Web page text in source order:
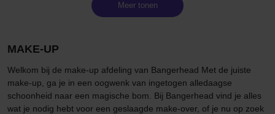
Meer tonen
MAKE-UP
Welkom bij de make-up afdeling van Bangerhead Met de juiste
make-up, ga je in een oogwenk van ingetogen alledaagse
schoonheid naar een magische bom. Bij Bangerhead vind je alles
wat je nodig hebt voor een geslaagde make-over, of je nu op zoek